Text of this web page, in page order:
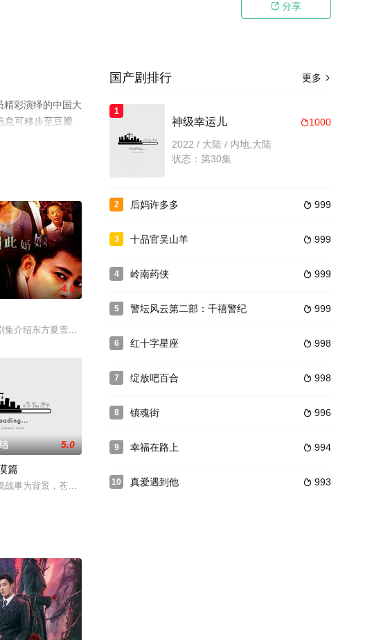
 分享
精彩演绎的中国大
息可移步至豆瓣
射出整个广西发展过程中
任务时英勇牺牲。父亲的光辉事迹深深影响着张梦一，长大后
4.0
集介绍东方夏雪和张凯初涉社会，却无意间目睹了老师、亲人、乃至朋友的失败婚姻。张凯的
筑先将军亲率余部与日军展
开始一波三折地展开。庄晓桐是郑思云的长子，他自信，具有开
5.0
篇
战事为背景，苍狼王八万铁骑来犯，顾山河领五千步兵迎敌，深陷绝境。老将铁向权袖手旁观
更多 
国产剧排行
1
1000
神级幸运儿
2022 / 大陆 / 内地,大陆
状态：第30集
2  999
后妈许多多
3  999
十品官吴山羊
4  999
岭南药侠
5  999
警坛风云第二部：千禧警纪
6  998
红十字星座
7  998
绽放吧百合
8  996
镇魂街
9  994
幸福在路上
10  993
真爱遇到他